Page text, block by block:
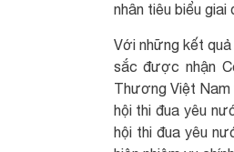
nhân tiêu biểu giai
Với những kết
sắc được nhận
Thương Việt
hội thi đua yêu
hội thi đua yêu